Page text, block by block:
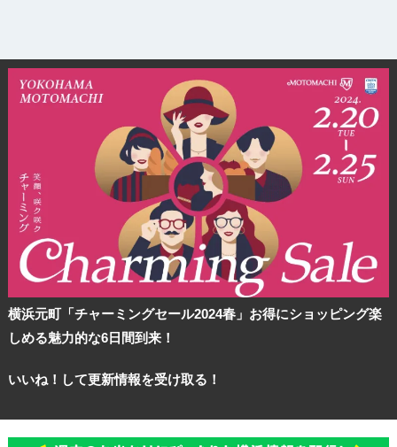
横浜元町「チャーミングセール2024春」お得にショッピング楽
しめる魅力的な6日間到来！
いいね！して更新情報を受け取る！